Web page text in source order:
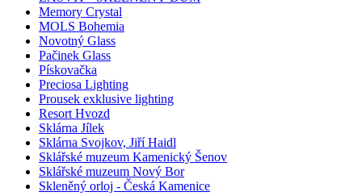
Memory Crystal
MOLS Bohemia
Novotný Glass
Pačinek Glass
Pískovačka
Preciosa Lighting
Prousek exklusive lighting
Resort Hvozd
Sklárna Jílek
Sklárna Svojkov, Jiří Haidl
Sklářské muzeum Kamenický Šenov
Sklářské muzeum Nový Bor
Skleněný orloj - Česká Kamenice